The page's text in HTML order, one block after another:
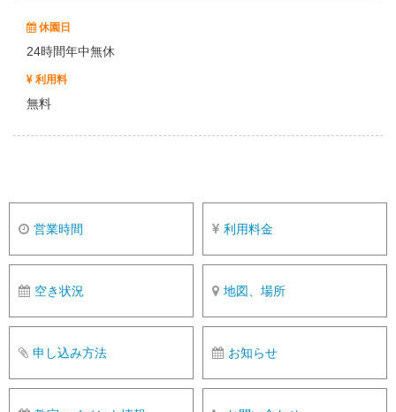
休園日
24時間年中無休
利用料
無料
営業時間 利用料金
空き状況 地図、場所
申し込み方法 お知らせ